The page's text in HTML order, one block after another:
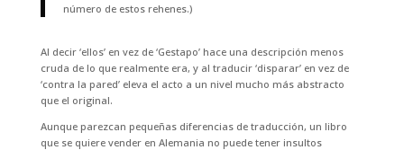
número de estos rehenes.)
Al decir ‘ellos’ en vez de ‘Gestapo’ hace una descripción menos
cruda de lo que realmente era, y al traducir ‘disparar’ en vez de
‘contra la pared’ eleva el acto a un nivel mucho más abstracto
que el original.
Aunque parezcan pequeñas diferencias de traducción, un libro
que se quiere vender en Alemania no puede tener insultos